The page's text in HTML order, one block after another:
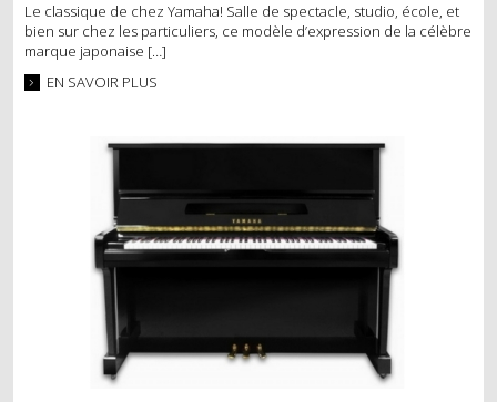
Le classique de chez Yamaha! Salle de spectacle, studio, école, et
bien sur chez les particuliers, ce modèle d’expression de la célèbre
marque japonaise […]
EN SAVOIR PLUS